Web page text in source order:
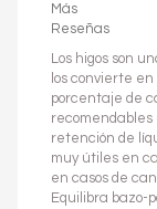
Más
Reseñas
Los higos son
los convierte
porcentaje de
recomendables
retención de
muy útiles en
en casos de
Equilibra bazo-